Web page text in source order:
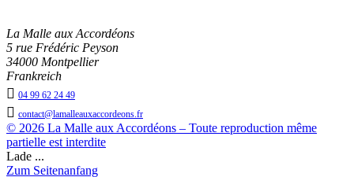
La Malle aux Accordéons
5 rue Frédéric Peyson
34000 Montpellier
Frankreich
 04 99 62 24 49
 contact@lamalleauxaccordeons.fr
© 2026 La Malle aux Accordéons – Toute reproduction même
partielle est interdite
Lade ...
Zum Seitenanfang